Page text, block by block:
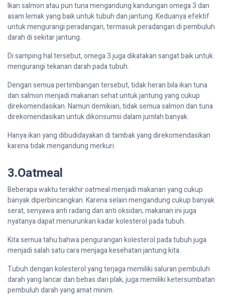
Ikan salmonataupun tunamengandungkandunganomega 3 dan
asamlemak yangbaikuntuktubuhdanjantung.Keduanyaefektif
untukmengurangiperadangan,termasukperadangandipembuluh
darahdisekitarjantung.
Disampinghaltersebut, omega 3 jugadikatakansangatbaikuntuk
mengurangitekanandarahpadatubuh.
Dengansemuapertimbangantersebut,tidakheranbilaikan tuna
dan salmonmenjadimakanansehatuntukjantungyangcukup
direkomendasikan.Namundemikian,tidaksemuasalmon dan tuna
direkomendasikanuntukdikonsumsidalamjumlahbanyak.
Hanya ikan yangdibudidayakanditambakyangdirekomendasikan
karenatidakmengandungmerkuri.
3.Oatmeal
Beberapawaktuterakhiroatmealmenjadimakananyangcukup
banyakdiperbincangkan. Karenaselainmengandungcukupbanyak
serat,senyawaantiradangdan antioksidan,makananinijuga
nyatanyadapatmenurunkankadarkolesterolpadatubuh.
Kitasemuatahubahwapengurangankolesterolpadatubuhjuga
menjadisalahsatucaramenjagakesehatanjantungkita.
Tubuhdengankolesterolyangterjagamemilikisaluranpembuluh
darahyanglancardanbebasdariplak, jugamemilikiketersumbatan
pembuluhdarahyangamatminim.